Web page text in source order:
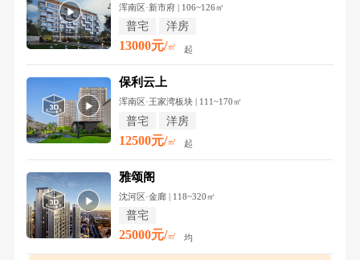
浑南区·新市府 | 106~126㎡
普宅 洋房
13000元/㎡ 起
保利云上
浑南区·王家湾板块 | 111~170㎡
普宅 洋房
12500元/㎡ 起
雅颂阁
沈河区·金廊 | 118~320㎡
普宅
25000元/㎡ 均